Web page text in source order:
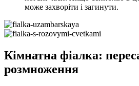
може захворіти і загинути.
Кімнатна фіалка:
розмноження